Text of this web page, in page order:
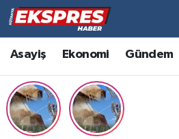
Asayiş Ekonomi Gündem
Altıntaş
Asayiş
Aslanapa
Hava Durumu
Trafik Durumu
Süper Lig Puan Durumu ve